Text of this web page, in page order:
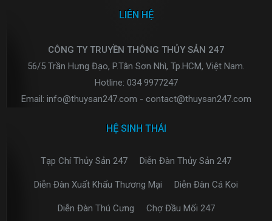
LIÊN HỆ
CÔNG TY TRUYỀN THÔNG THỦY SẢN 247
56/5 Trần Hưng Đạo, P.Tân Sơn Nhì, Tp.HCM, Việt Nam.
Hotline: 034 9977247
Email: info@thuysan247.com - contact@thuysan247.com
HỆ SINH THÁI
Tạp Chí Thủy Sản 247 Diễn Đàn Thủy Sản 247
Diễn Đàn Xuất Khẩu Thương Mại Diễn Đàn Cá Koi
Diễn Đàn Thú Cưng Chợ Đầu Mối 247